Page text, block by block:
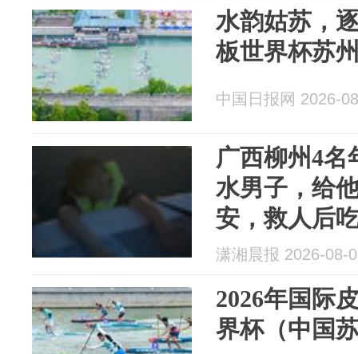
水韵姑苏，
板世界杯苏
中国日报网 2026-
广西柳州4名
水男子，给
安，救人后
潇湘晨报 2026-08-
2026年国际
界杯（中国